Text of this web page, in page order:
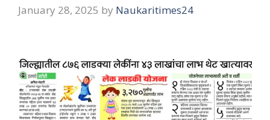
January 28, 2025 by Naukaritimes24